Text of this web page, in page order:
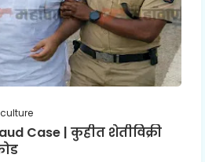
Case | कुहीत शेतीविक्री